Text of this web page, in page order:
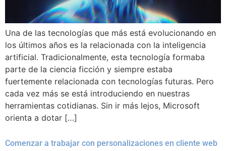
Una de las tecnologías que más está evolucionando en
los últimos años es la relacionada con la inteligencia
artificial. Tradicionalmente, esta tecnología formaba
parte de la ciencia ficción y siempre estaba
fuertemente relacionada con tecnologías futuras. Pero
cada vez más se está introduciendo en nuestras
herramientas cotidianas. Sin ir más lejos, Microsoft
orienta a dotar […]
Comenzar a trabajar con personalizaciones en cliente web